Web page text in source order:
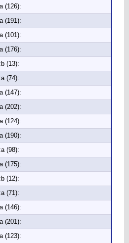
:a (126):
:a (191):
:a (101):
:a (176):
:b (13):
:a (74):
:a (147):
:a (202):
:a (124):
:a (190):
:a (98):
:a (175):
:b (12):
:a (71):
:a (146):
:a (201):
:a (123):